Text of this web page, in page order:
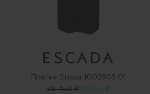
Платье Dussa 1002905 01
78 450 ₽ 39 225 ₽